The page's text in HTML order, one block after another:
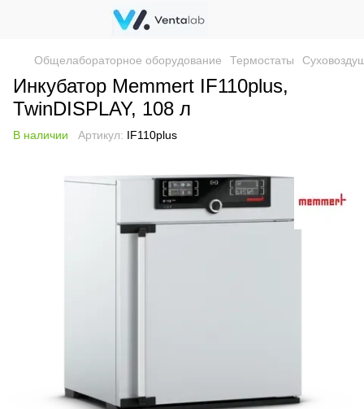
Общелабораторное оборудование Термостаты
Инкубатор Memmert IF110plus,
TwinDISPLAY, 108 л
В наличии Артикул: IF110plus